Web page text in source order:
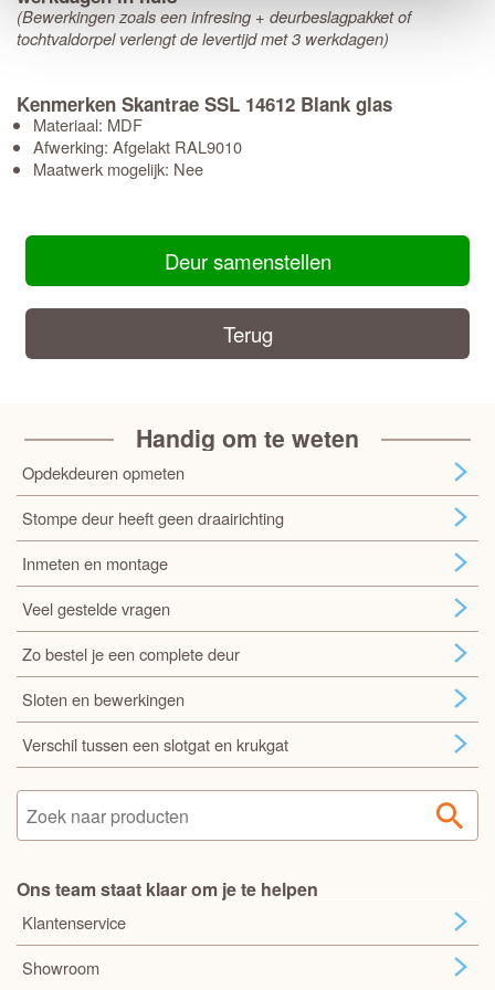
(Bewerkingen zoals een infresing + deurbeslagpakket of
tochtvaldorpel verlengt de levertijd met 3 werkdagen)
Kenmerken Skantrae SSL 14612 Blank glas
Materiaal: MDF
Afwerking: Afgelakt RAL9010
Maatwerk mogelijk: Nee
Deur samenstellen
Terug
Handig om te weten
Opdekdeuren opmeten
Stompe deur heeft geen draairichting
Inmeten en montage
Veel gestelde vragen
Zo bestel je een complete deur
Sloten en bewerkingen
Verschil tussen een slotgat en krukgat
Ons team staat klaar om je te helpen
Klantenservice
Showroom